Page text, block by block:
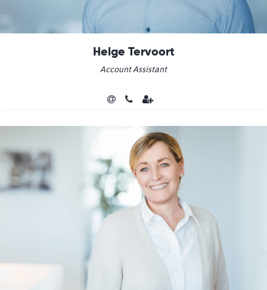
Helge Tervoort
Account Assistant